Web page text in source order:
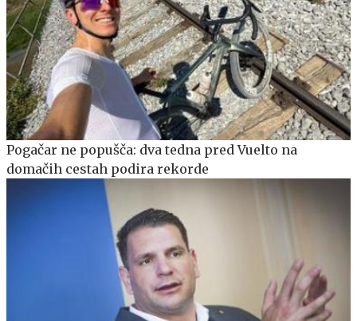
Pogačar ne popušča: dva tedna pred Vuelto na
domačih cestah podira rekorde